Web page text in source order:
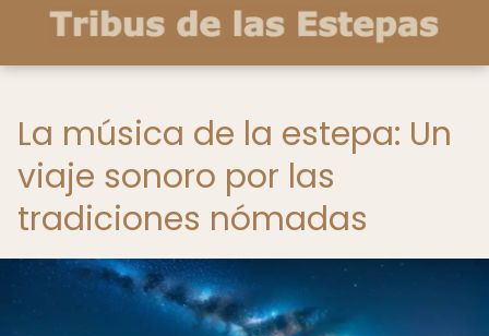
La música de la estepa: Un
viaje sonoro por las
tradiciones nómadas